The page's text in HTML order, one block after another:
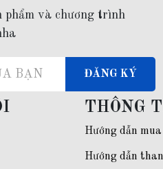
phẩm và chương trình
ĐĂNG KÝ
THÔNG
Hướng dẫn
Hướng dẫn